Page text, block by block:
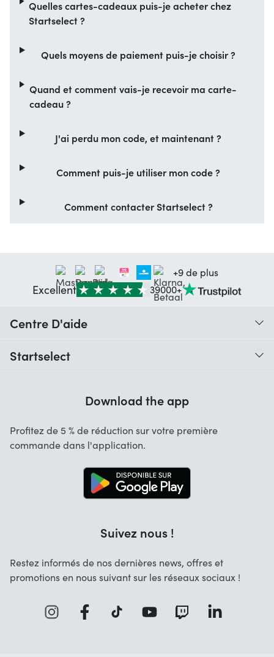
Quelles cartes-cadeaux puis-je acheter chez
Startselect ?
Quels moyens de paiement puis-je choisir ?
Quand et comment vais-je recevoir ma carte-
cadeau ?
J'ai perdu mon code, et maintenant ?
Comment puis-je utiliser mon code ?
Comment contacter Startselect ?
+9 de plus
Excellent 39000+
Centre D'aide
Startselect
Startselect App
Emplois
Download the app
Profitez de 5 % de réduction sur votre première
commande dans l'application.
Suivez nous !
Restez informés de nos dernières news, offres et
promotions en nous suivant sur les réseaux sociaux !